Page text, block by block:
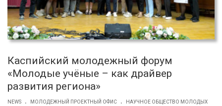
Каспийский молодежный форум
«Молодые учёные – как драйвер
развития региона»
NEWS . МОЛОДЕЖНЫЙ ПРОЕКТНЫЙ ОФИС .
НАУЧНОЕ ОБЩЕСТВО МОЛОДЫХ